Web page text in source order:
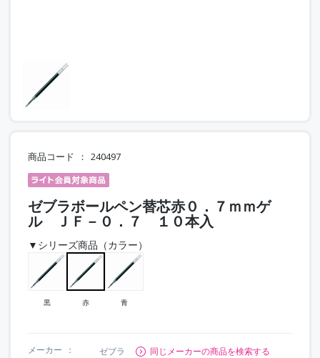
商品コード 240497
ゼブラボールペン替芯赤０．７ｍｍゲ
ル ＪＦ－０．７ １０本入
▼シリーズ商品（カラー）
黒 赤 青
メーカー ゼブラ
同じメーカーの商品を検索する